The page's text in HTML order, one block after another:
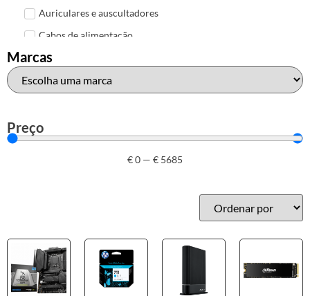
Auriculares e auscultadores
Cabos de alimentação
Colunas de Som
Hubs
Mais acessórios USB
HP
Outros acessórios de informática
Marcas
Preço
€0 — € 5685